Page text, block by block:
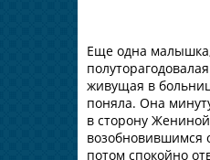
Еще одна
живущая в
поняла. Она
в сторону
возобновившимся
потом спокойно